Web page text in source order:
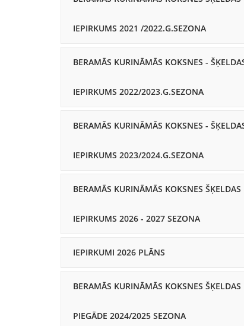
IEPIRKUMS 2021 /2022.G.SEZONA
BERAMĀS KURINĀMĀS KOKSNES -
IEPIRKUMS 2022/2023.G.SEZONA
BERAMĀS KURINĀMĀS KOKSNES -
IEPIRKUMS 2023/2024.G.SEZONA
BERAMĀS KURINĀMĀS KOKSNES ŠĶELDAS
IEPIRKUMS 2026 - 2027 SEZONA
IEPIRKUMI 2026 PLĀNS
BERAMĀS KURINĀMĀS KOKSNES ŠĶELDAS
PIEGĀDE 2024/2025 SEZONA